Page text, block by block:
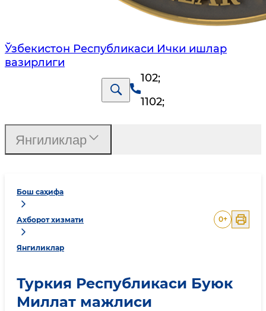
Ўзбекистон Республикаси Ички ишлар
вазирлиги
102;
1102;
Бош саҳифа
Ахборот хизмати
Янгиликлар
0+
Туркия Республикаси Буюк
Миллат мажлиси
Янгиликлар